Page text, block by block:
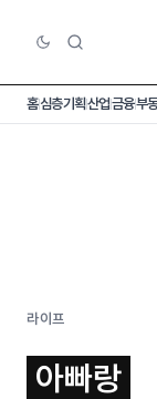
홈심층기획산업금융부
라이프
아빠랑